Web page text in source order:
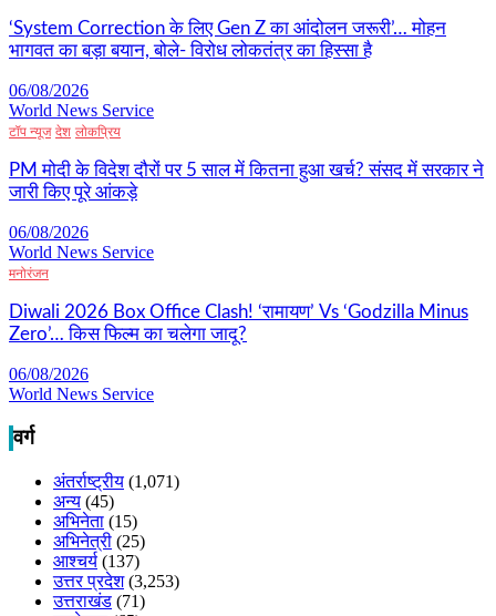
‘System Correction के लिए Gen Z का आंदोलन जरूरी’… मोहन
भागवत का बड़ा बयान, बोले- विरोध लोकतंत्र का हिस्सा है
06/08/2026
World News Service
टॉप न्यूज देश लोकप्रिय
PM मोदी के विदेश दौरों पर 5 साल में कितना हुआ खर्च? संसद में सरकार ने
जारी किए पूरे आंकड़े
06/08/2026
World News Service
मनोरंजन
Diwali 2026 Box Office Clash! ‘रामायण’ Vs ‘Godzilla Minus
Zero’… किस फिल्म का चलेगा जादू?
06/08/2026
World News Service
वर्ग
अंतर्राष्ट्रीय (1,071)
अन्य (45)
अभिनेता (15)
अभिनेत्री (25)
आश्चर्य (137)
उत्तर प्रदेश(3,253)
उत्तराखंड (71)